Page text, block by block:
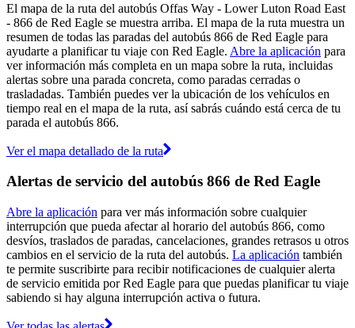
El mapa de la ruta del autobús Offas Way - Lower Luton Road East
- 866 de Red Eagle se muestra arriba. El mapa de la ruta muestra un
resumen de todas las paradas del autobús 866 de Red Eagle para
ayudarte a planificar tu viaje con Red Eagle. Abre la aplicación para
ver información más completa en un mapa sobre la ruta, incluidas
alertas sobre una parada concreta, como paradas cerradas o
trasladadas. También puedes ver la ubicación de los vehículos en
tiempo real en el mapa de la ruta, así sabrás cuándo está cerca de tu
parada el autobús 866.
Ver el mapa detallado de la ruta
Alertas de servicio del autobús 866 de Red Eagle
Abre la aplicación para ver más información sobre cualquier
interrupción que pueda afectar al horario del autobús 866, como
desvíos, traslados de paradas, cancelaciones, grandes retrasos u otros
cambios en el servicio de la ruta del autobús. La aplicación también
te permite suscribirte para recibir notificaciones de cualquier alerta
de servicio emitida por Red Eagle para que puedas planificar tu viaje
sabiendo si hay alguna interrupción activa o futura.